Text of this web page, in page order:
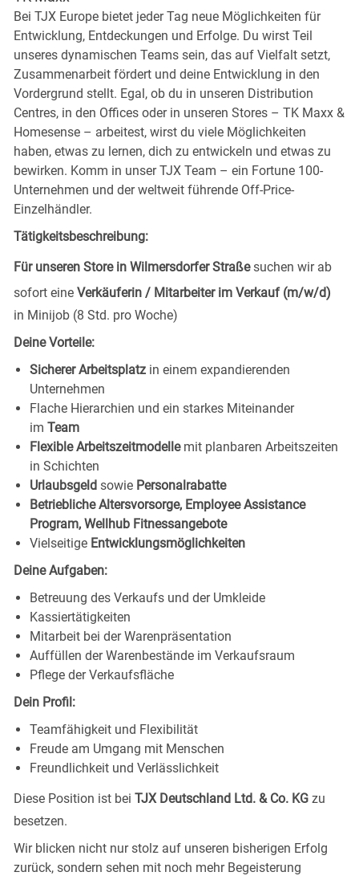
Bei TJX Europe bietet jeder Tag neue Möglichkeiten für
Entwicklung, Entdeckungen und Erfolge. Du wirst Teil
unseres dynamischen Teams sein, das auf Vielfalt setzt,
Zusammenarbeit fördert und deine Entwicklung in den
Vordergrund stellt. Egal, ob du in unseren Distribution
Centres, in den Offices oder in unseren Stores – TK Maxx &
Homesense – arbeitest, wirst du viele Möglichkeiten
haben, etwas zu lernen, dich zu entwickeln und etwas zu
bewirken. Komm in unser TJX Team – ein Fortune 100-
Unternehmen und der weltweit führende Off-Price-
Einzelhändler.
Tätigkeitsbeschreibung:
Für unseren Store in Wilmersdorfer Straße suchen wir ab
sofort eine Verkäuferin / Mitarbeiter im Verkauf (m/w/d)
in Minijob (8 Std. pro Woche)
Deine Vorteile:
Sicherer Arbeitsplatz in einem expandierenden
Unternehmen
Flache Hierarchien und ein starkes Miteinander
im Team
Flexible Arbeitszeitmodelle mit planbaren Arbeitszeiten
in Schichten
Urlaubsgeld sowie Personalrabatte
Betriebliche Altersvorsorge, Employee Assistance
Program, Wellhub Fitnessangebote
Vielseitige Entwicklungsmöglichkeiten
Deine Aufgaben:
Betreuung des Verkaufs und der Umkleide
Kassiertätigkeiten
Mitarbeit bei der Warenpräsentation
Auffüllen der Warenbestände im Verkaufsraum
Pflege der Verkaufsfläche
Dein Profil:
Teamfähigkeit und Flexibilität
Freude am Umgang mit Menschen
Freundlichkeit und Verlässlichkeit
Diese Position ist bei TJX Deutschland Ltd. & Co. KG zu
besetzen.
Wir blicken nicht nur stolz auf unseren bisherigen Erfolg
zurück, sondern sehen mit noch mehr Begeisterung